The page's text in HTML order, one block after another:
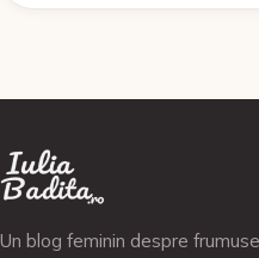
Un blog feminin despre